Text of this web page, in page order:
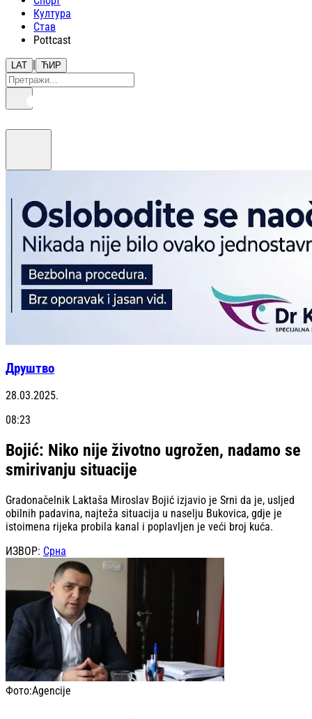
Култура
Став
Pottcast
LAT | ЋИР
Друштво
28.03.2025.
08:23
Bojić: Niko nije životno ugrožen, nadamo se
smirivanju situacije
Gradonačelnik Laktaša Miroslav Bojić izjavio je Srni da je, usljed
obilnih padavina, najteža situacija u naselju Bukovica, gdje je
istoimena rijeka probila kanal i poplavljen je veći broj kuća.
ИЗВОР: Срна
Фото:Agencije